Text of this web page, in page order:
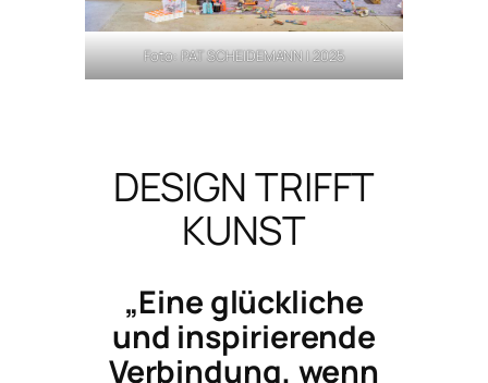
Foto: PAT SCHEIDEMANN | 2025
DESIGN TRIFFT
KUNST
„Eine glückliche
und inspirierende
Verbindung, wenn